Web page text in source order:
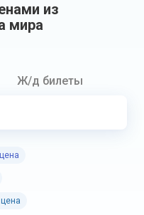
из
мира
Ж/д билеты